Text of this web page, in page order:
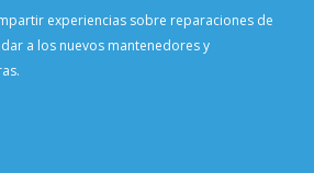
experiencias sobre reparaciones de
a los nuevos mantenedores y